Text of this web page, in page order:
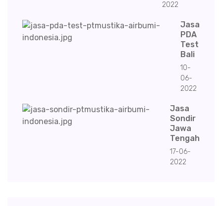
2022
Jasa
PDA
Test
Bali
10-
06-
2022
Jasa
Sondir
Jawa
Tengah
17-06-
2022